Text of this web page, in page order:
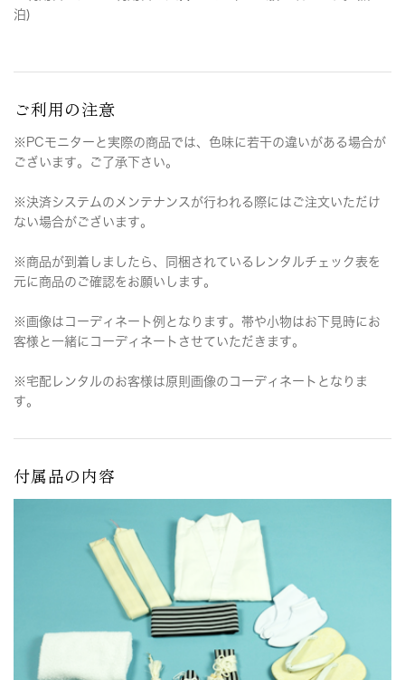
泊)
ご利用の注意
※PCモニターと実際の商品では、色味に若干の違いがある場合が
ございます。ご了承下さい。
※決済システムのメンテナンスが行われる際にはご注文いただけ
ない場合がございます。
※商品が到着しましたら、同梱されているレンタルチェック表を
元に商品のご確認をお願いします。
※画像はコーディネート例となります。帯や小物はお下見時にお
客様と一緒にコーディネートさせていただきます。
※宅配レンタルのお客様は原則画像のコーディネートとなりま
す。
付属品の内容